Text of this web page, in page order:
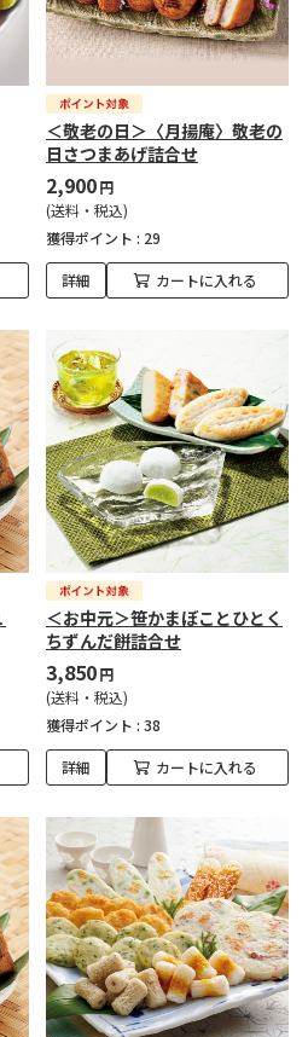
＜敬老の日＞〈月揚庵〉敬老の
日さつまあげ詰合せ
2,900円
(送料・税込)
獲得ポイント : 29
詳細 カートに入れる
＜お中元＞笹かまぼことひとく
ちずんだ餅詰合せ
3,850円
(送料・税込)
獲得ポイント : 38
詳細 カートに入れる